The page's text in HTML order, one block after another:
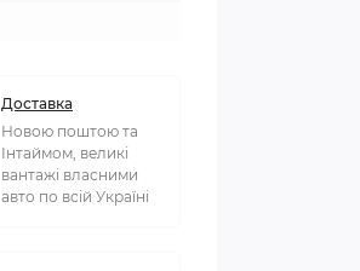
Доставка
Новою поштою та
Інтаймом, великі
вантажі власними
авто по всій Україні